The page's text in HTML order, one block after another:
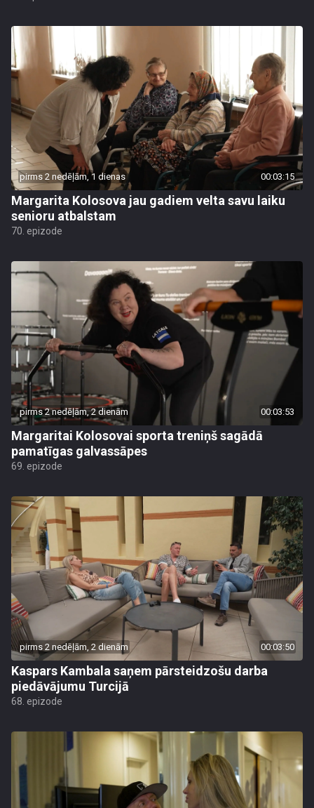
pirms 2 nedēļām, 1 dienas 00:03:15
Margarita Kolosova jau gadiem velta savu laiku
senioru atbalstam
70. epizode
pirms 2 nedēļām, 2 dienām 00:03:53
Margaritai Kolosovai sporta treniņš sagādā
pamatīgas galvassāpes
69. epizode
pirms 2 nedēļām, 2 dienām 00:03:50
Kaspars Kambala saņem pārsteidzošu darba
piedāvājumu Turcijā
68. epizode